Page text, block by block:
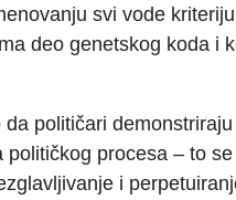
svi vode
deo genetskog koda i
da političari
političkog procesa – to
i